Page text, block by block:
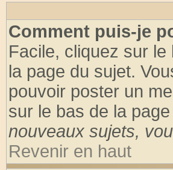
Comment puis-je
Facile, cliquez sur
la page du sujet.
pouvoir poster un
sur le bas de la
nouveaux sujets,
Revenir en haut